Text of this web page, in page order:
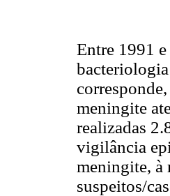
Entre 1991
meningite
realizadas
vigilância
meningite, à
suspeitos/